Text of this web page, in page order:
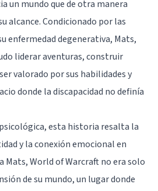
un mundo que de otra manera
alcance. Condicionado por las
enfermedad degenerativa, Mats,
liderar aventuras, construir
valorado por sus habilidades y
donde la discapacidad no definía
esta historia resalta la
y la conexión emocional en
Mats, World of Warcraft no era solo
de su mundo, un lugar donde